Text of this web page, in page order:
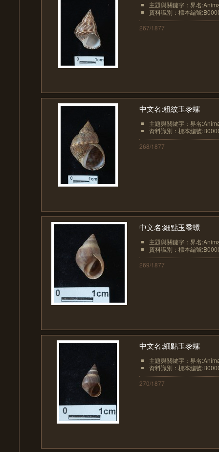
主題與關鍵字：界名
資料識別：標本編號
267/1877
中文名:粗紋玉黍螺
主題與關鍵字：界名
資料識別：標本編號
268/1877
中文名:細點玉黍螺
主題與關鍵字：界名
資料識別：標本編號
269/1877
中文名:細點玉黍螺
主題與關鍵字：界名
資料識別：標本編號
270/1877